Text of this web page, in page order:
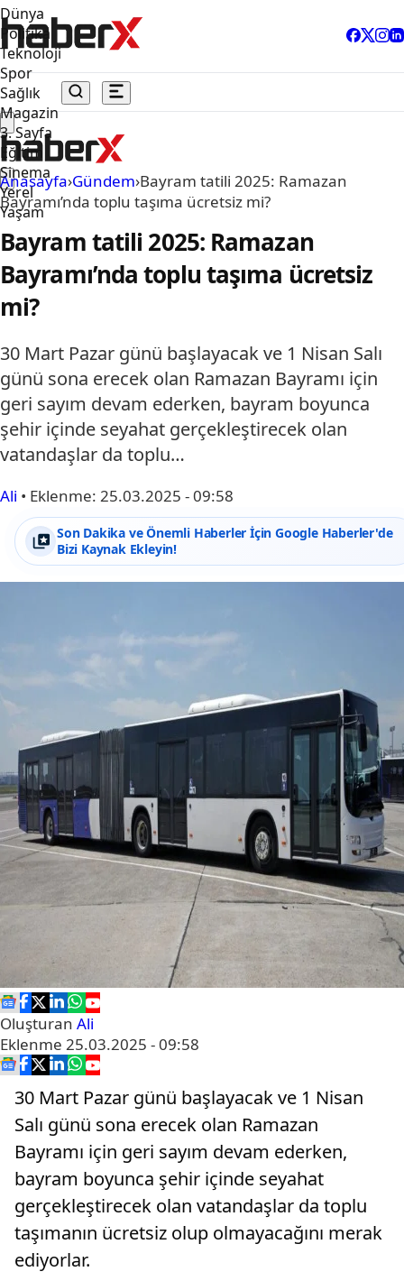
Dünya
Politika
Teknoloji
Spor
Sağlık
Magazin
3. Sayfa
Eğitim
Sinema
Yerel
Yaşam
Anasayfa›Gündem›Bayram tatili 2025: Ramazan
Bayramı’nda toplu taşıma ücretsiz mi?
Bayram tatili 2025: Ramazan
Bayramı’nda toplu taşıma ücretsiz
mi?
30 Mart Pazar günü başlayacak ve 1 Nisan Salı
günü sona erecek olan Ramazan Bayramı için
geri sayım devam ederken, bayram boyunca
şehir içinde seyahat gerçekleştirecek olan
vatandaşlar da toplu…
Ali • Eklenme: 25.03.2025 - 09:58
Son Dakika ve Önemli Haberler İçin Google Haberler'de
Bizi Kaynak Ekleyin!
Oluşturan Ali
Eklenme 25.03.2025 - 09:58
30 Mart Pazar günü başlayacak ve 1 Nisan
Salı günü sona erecek olan Ramazan
Bayramı için geri sayım devam ederken,
bayram boyunca şehir içinde seyahat
gerçekleştirecek olan vatandaşlar da toplu
taşımanın ücretsiz olup olmayacağını merak
ediyorlar.